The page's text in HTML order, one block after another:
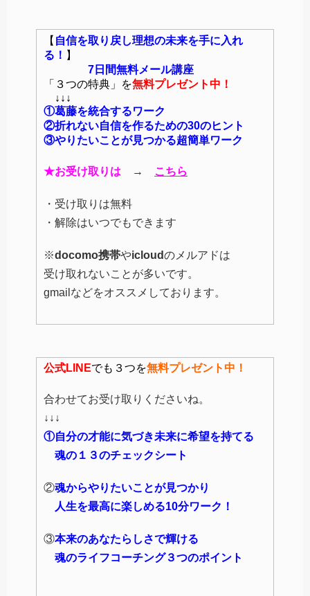
【 自信を取り戻し理想の未来を手に入れ
る！ 】
7日間無料メール講座
「３つの特典」を無料プレゼント中！
↓↓↓
①葛藤を統合するワーク
②折れない自信を作るための30のヒント
③やりたいことが見つかる超簡単ワーク
★お受け取りは → こちら
・受け取りは無料
・解除はいつでもできます
※docomo携帯やicloudのメルアドは
受け取れないことが多いです。
gmailなどをオススメしております。
公式LINEでも３つを無料プレゼント中！
合わせてお受け取りくださいね。
↓↓↓
①自分の才能に気づき未来に希望を持てる
魂の１３のチェックシート
②魂からやりたいことが見つかり
人生を最高に楽しめる10分ワーク！
③本来のあなたらしさで輝ける
魂のライフコーチング３つのポイント